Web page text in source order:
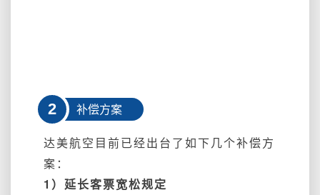
2 补偿方案
达美航空目前已经出台了如下几个补偿方
案：
1）延长客票宽松规定